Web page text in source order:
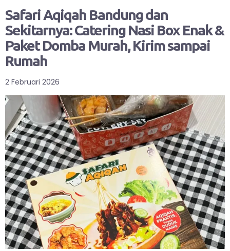
Safari Aqiqah Bandung dan
Sekitarnya: Catering Nasi Box Enak &
Paket Domba Murah, Kirim sampai
Rumah
2 Februari 2026